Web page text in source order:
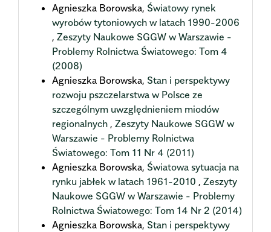
Agnieszka Borowska, Światowy rynek
wyrobów tytoniowych w latach 1990-2006
, Zeszyty Naukowe SGGW w Warszawie -
Problemy Rolnictwa Światowego: Tom 4
(2008)
Agnieszka Borowska, Stan i perspektywy
rozwoju pszczelarstwa w Polsce ze
szczególnym uwzględnieniem miodów
regionalnych , Zeszyty Naukowe SGGW w
Warszawie - Problemy Rolnictwa
Światowego: Tom 11 Nr 4 (2011)
Agnieszka Borowska, Światowa sytuacja na
rynku jabłek w latach 1961-2010 , Zeszyty
Naukowe SGGW w Warszawie - Problemy
Rolnictwa Światowego: Tom 14 Nr 2 (2014)
Agnieszka Borowska, Stan i perspektywy